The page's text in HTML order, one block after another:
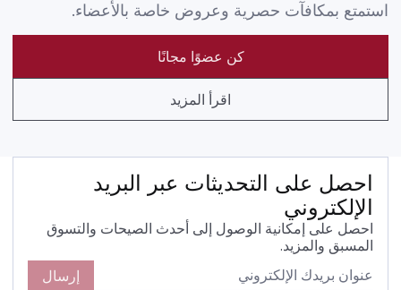
استمتع بمكافآت حصرية وعروض خاصة بالأعضاء.
كن عضوًا مجانًا
اقرأ المزيد
احصل على التحديثات عبر البريد
الإلكتروني
احصل على إمكانية الوصول إلى أحدث الصيحات والتسوق
المسبق والمزيد.
إرسال